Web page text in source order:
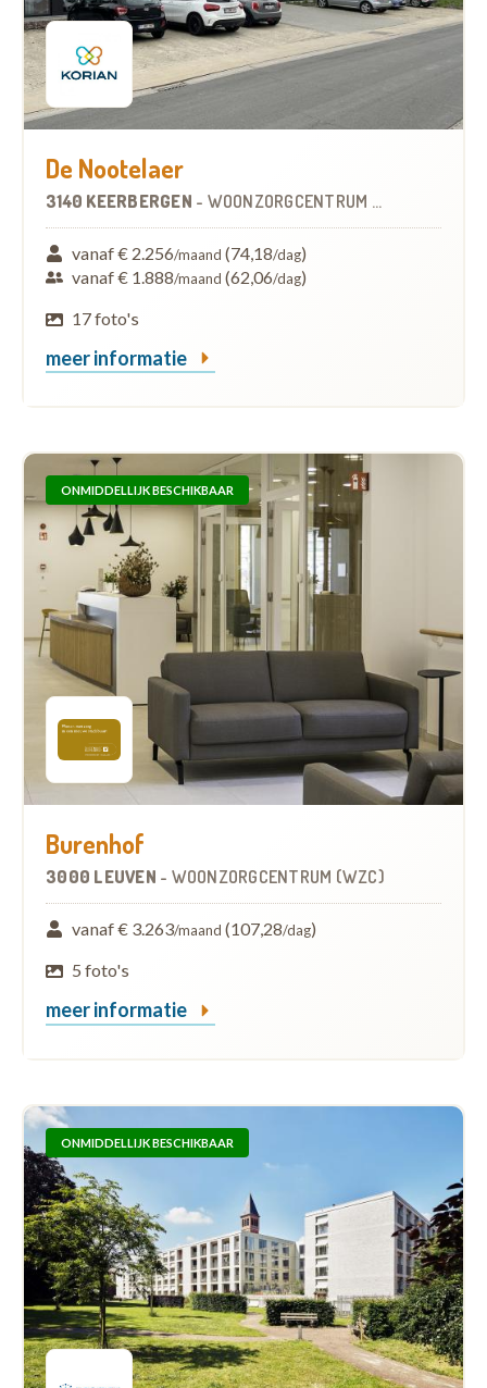
De Nootelaer
3140 KEERBERGEN - WOONZORGCENTRUM (WZC)
vanaf € 2.256/maand (74,18/dag)
vanaf € 1.888/maand (62,06/dag)
17 foto's
meer informatie
ONMIDDELLIJK BESCHIKBAAR
Burenhof
3000 LEUVEN - WOONZORGCENTRUM (WZC)
vanaf € 3.263/maand (107,28/dag)
5 foto's
meer informatie
ONMIDDELLIJK BESCHIKBAAR